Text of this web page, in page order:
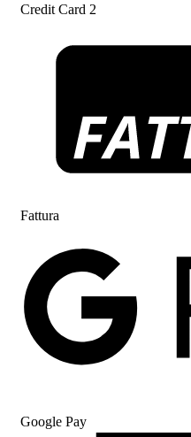
Credit Card 2
Fattura
Google Pay